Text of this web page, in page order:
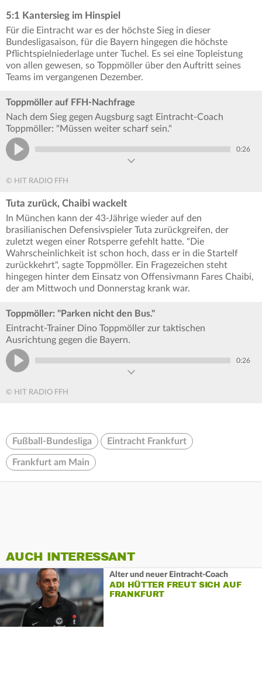
5:1 Kantersieg im Hinspiel
Für die Eintracht war es der höchste Sieg in dieser
Bundesligasaison, für die Bayern hingegen die höchste
Pflichtspielniederlage unter Tuchel. Es sei eine Topleistung
von allen gewesen, so Toppmöller über den Auftritt seines
Teams im vergangenen Dezember.
Toppmöller auf FFH-Nachfrage
Nach dem Sieg gegen Augsburg sagt Eintracht-Coach
Toppmöller: "Müssen weiter scharf sein."
0:26
© HIT RADIO FFH
Tuta zurück, Chaibi wackelt
In München kann der 43-Jährige wieder auf den
brasilianischen Defensivspieler Tuta zurückgreifen, der
zuletzt wegen einer Rotsperre gefehlt hatte. "Die
Wahrscheinlichkeit ist schon hoch, dass er in die Startelf
zurückkehrt", sagte Toppmöller. Ein Fragezeichen steht
hingegen hinter dem Einsatz von Offensivmann Fares Chaibi,
der am Mittwoch und Donnerstag krank war.
Toppmöller: "Parken nicht den Bus."
Eintracht-Trainer Dino Toppmöller zur taktischen
Ausrichtung gegen die Bayern.
0:26
© HIT RADIO FFH
Fußball-Bundesliga Eintracht Frankfurt
Frankfurt am Main
AUCH INTERESSANT
Alter und neuer Eintracht-Coach
ADI HÜTTER FREUT SICH AUF
FRANKFURT